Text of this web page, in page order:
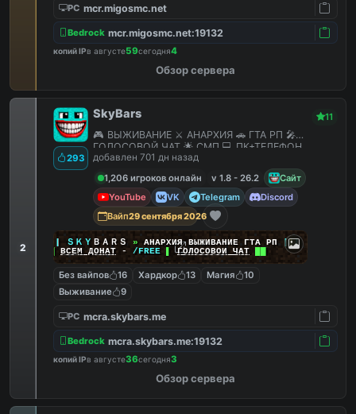
PC mcr.migosmc.net
Bedrock mcr.migosmc.net:19132
копий IPв августе59сегодня4
Обзор сервера
2
293
SkyBars 11
🎮 ВЫЖИВАНИЕ ⚔️ АНАРХИЯ 🚗 ГТА РП 🎤
ГОЛОСОВОЙ ЧАТ 🌟 СМП 💻 ПК+ТЕЛЕФОН
добавлен 701 дн назад
1,206 игроков онлайн
v 1.8 - 26.2
Сайт
YouTube
VK Telegram
Discord
Вайп29 сентября 2026
ＳＫＹ ＢＡＲＳ » АНАРХИЯ ВЫЖИВАНИЕ ГТА РП |||
ВСЕМ ДОНАТ- /FREE ▌ГОЛОСОВОЙ ЧАТ
Без вайпов 16 Хардкор 13 Магия
10
Выживание
9
PC mcra.skybars.me
Bedrock mcra.skybars.me:19132
копий IPв августе36сегодня3
Обзор сервера